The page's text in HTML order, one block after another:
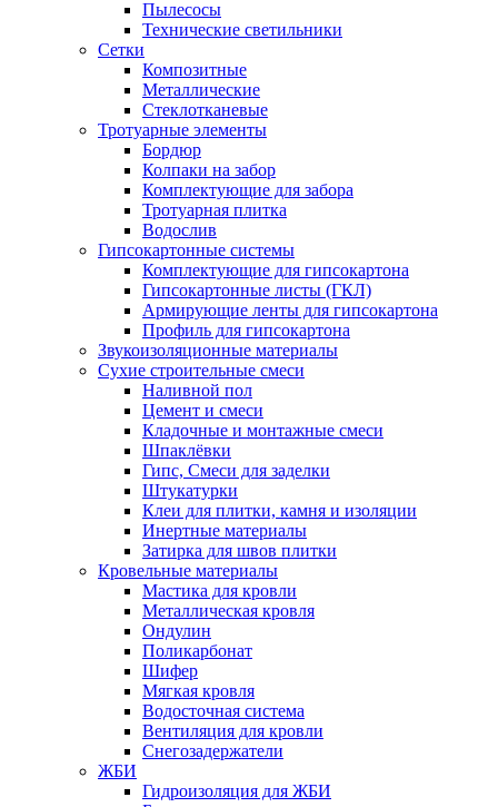
Пылесосы
Технические светильники
Сетки
Композитные
Металлические
Стеклотканевые
Тротуарные элементы
Бордюр
Колпаки на забор
Комплектующие для забора
Тротуарная плитка
Водослив
Гипсокартонные системы
Комплектующие для гипсокартона
Гипсокартонные листы (ГКЛ)
Армирующие ленты для гипсокартона
Профиль для гипсокартона
Звукоизоляционные материалы
Сухие строительные смеси
Наливной пол
Цемент и смеси
Кладочные и монтажные смеси
Шпаклёвки
Гипс, Смеси для заделки
Штукатурки
Клеи для плитки, камня и изоляции
Инертные материалы
Затирка для швов плитки
Кровельные материалы
Мастика для кровли
Металлическая кровля
Ондулин
Поликарбонат
Шифер
Мягкая кровля
Водосточная система
Вентиляция для кровли
Снегозадержатели
ЖБИ
Гидроизоляция для ЖБИ